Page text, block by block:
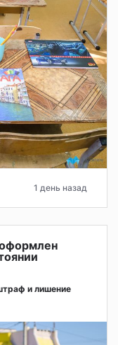
1 день назад
и лишение